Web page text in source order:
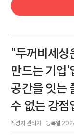
"두꺼비세상
만드는 기업'
공간을 잇는
수 없는 강점
작성자 관리자 등록일